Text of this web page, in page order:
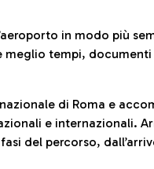
in modo più
meglio tempi, documenti
di Roma e
e internazionali.
del percorso,